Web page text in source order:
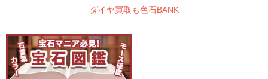
ダイヤ買取も色石BANK